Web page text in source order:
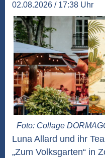
02.08.2026 / 17:38 Uhr
Foto: Collage
Luna Allard und ihr
„Zum Volksgarten“ in